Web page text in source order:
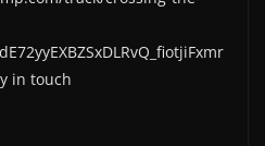
in touch